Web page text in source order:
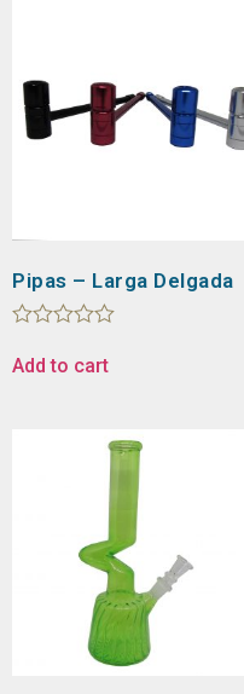
Pipas – Larga Delgada
0
Add to cart